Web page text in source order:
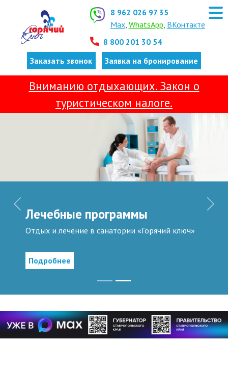
8 962 026 97 35
Max, WhatsApp, ВКонтакте
8 800 201 30 54
Заказать звонок
Заявка на бронирование
Вниманию отдыхающих. Закон о
туристическом налоге.
Лечебные программы
Отдых и лечение в санатории «Горячий ключ»
Подробнее
Previous Next